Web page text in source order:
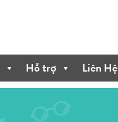
Hỗ trợ Liên Hệ